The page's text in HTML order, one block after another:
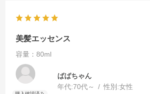
美髪エッセンス
容量：80ml
ばばちゃん
年代:70代～ 性別:女性